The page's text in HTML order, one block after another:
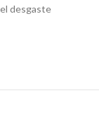
desgaste